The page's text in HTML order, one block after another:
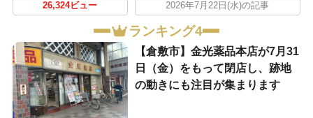
26,324ビュー 2026年7月22日(水)の記事
ランキング4
【倉敷市】金光薬品本店が7月31
日（金）をもって閉店し、跡地
の動きにも注目が集まります